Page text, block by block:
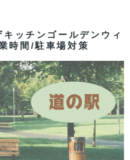
ッチンゴールデンウィ
時間/駐車場対策